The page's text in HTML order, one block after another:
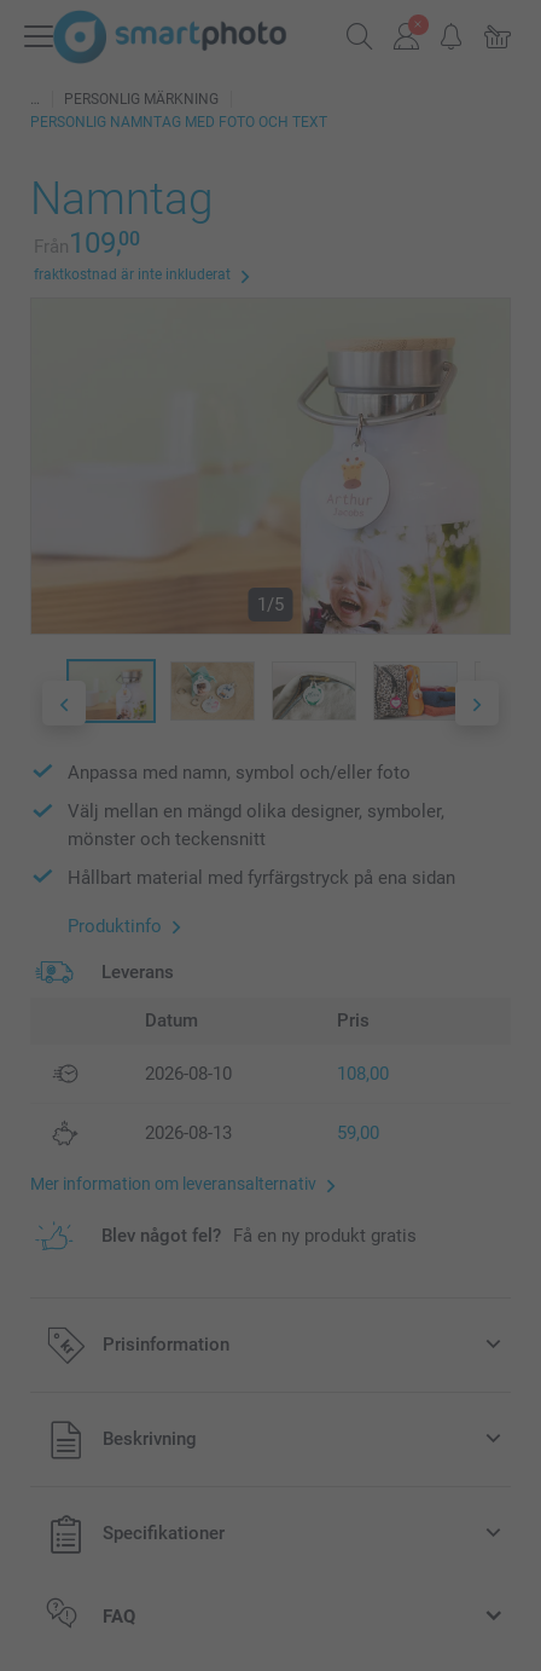
PERSONLIG MÄRKNING
PERSONLIG NAMNTAG MED FOTO OCH TEXT
Namntag
Från109,00
fraktkostnad är inte inkluderat
1/5
Anpassa med namn, symbol och/eller foto
Välj mellan en mängd olika designer, symboler,
mönster och teckensnitt
Hållbart material med fyrfärgstryck på ena sidan
Produktinfo
Leverans
Datum Pris
2026-08-10 108,00
2026-08-13 59,00
Mer information om leveransalternativ
Blev något fel? Få en ny produkt gratis
Prisinformation
Alla priser är i svenska kronor (SEK), inklusive moms och
exklusive porto.
Beskrivning
Specifikationer
FAQ